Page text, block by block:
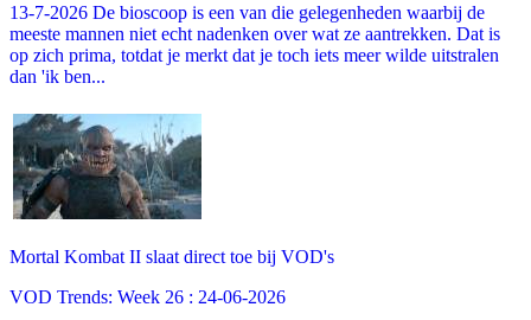
13-7-2026 De bioscoop is een van die gelegenheden waarbij de
meeste mannen niet echt nadenken over wat ze aantrekken. Dat is
op zich prima, totdat je merkt dat je toch iets meer wilde uitstralen
dan 'ik ben...
Mortal Kombat II slaat direct toe bij VOD's
VOD Trends: Week 26 : 24-06-2026